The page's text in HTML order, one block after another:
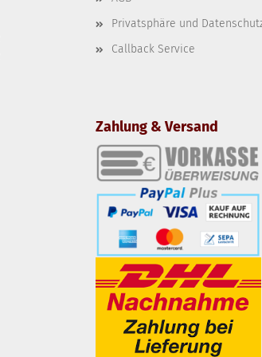
Privatsphäre und
Callback Service
Zahlung & Versand